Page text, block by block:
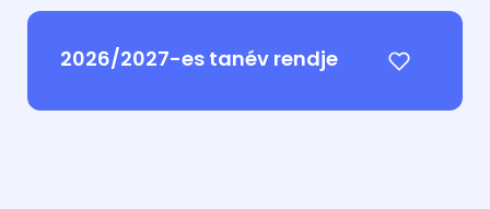
2026/2027-es tanév rendje